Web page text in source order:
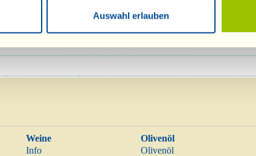
Auswahl erlauben
der Corona-Regeln gilt Maskenpflicht für
für die Verkostung.
Weine
Info
Olivenöl
Olivenöl